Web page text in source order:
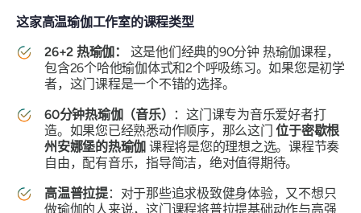
这家高温瑜伽工作室的课程类型
26+2 热瑜伽： 这是他们经典的90分钟 热瑜伽课程，
包含26个哈他瑜伽体式和2个呼吸练习。如果您是初学
者，这门课程是一个不错的选择。
60分钟热瑜伽（音乐）
：这门课专为音乐爱好者打
造。如果您已经熟悉动作顺序，那么这门位于密歇根
州安娜堡的热瑜伽 课程将是您的理想之选。课程节奏
自由，配有音乐，指导简洁，绝对值得期待。
高温普拉提：对于那些追求极致健身体验，又不想只
做瑜伽的人来说，这门课程将普拉提基础动作与高强